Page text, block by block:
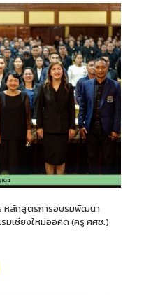
หลักสูตรการอบรมพัฒนา
มเชียงใหม่ออคิด (ครู ศศช.)